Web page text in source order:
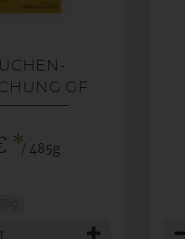
GF
*/ 485g